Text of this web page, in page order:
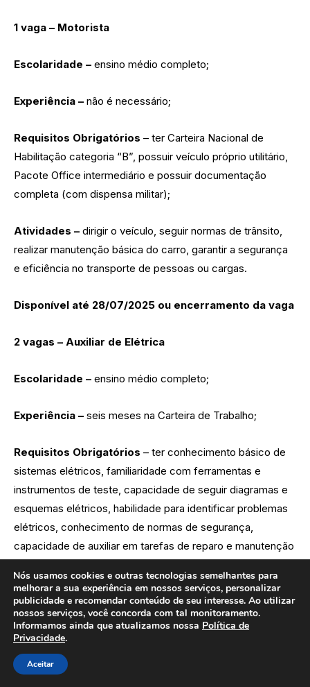
1 vaga – Motorista
Escolaridade – ensino médio completo;
Experiência – não é necessário;
Requisitos Obrigatórios – ter Carteira Nacional de
Habilitação categoria “B”, possuir veículo próprio utilitário,
Pacote Office intermediário e possuir documentação
completa (com dispensa militar);
Atividades – dirigir o veículo, seguir normas de trânsito,
realizar manutenção básica do carro, garantir a segurança
e eficiência no transporte de pessoas ou cargas.
Disponível até 28/07/2025 ou encerramento da vaga
2 vagas – Auxiliar de Elétrica
Escolaridade – ensino médio completo;
Experiência – seis meses na Carteira de Trabalho;
Requisitos Obrigatórios – ter conhecimento básico de
sistemas elétricos, familiaridade com ferramentas e
instrumentos de teste, capacidade de seguir diagramas e
esquemas elétricos, habilidade para identificar problemas
elétricos, conhecimento de normas de segurança,
capacidade de auxiliar em tarefas de reparo e manutenção
Atividades –preparação, organização e apoio na
instalação, manutenção e reparação de sistemas elétricos.
Disponível até 28/07/2025 ou encerramento da vaga
Nós usamos cookies e outras tecnologias semelhantes para
melhorar a sua experiência em nossos serviços, personalizar
publicidade e recomendar conteúdo de seu interesse. Ao utilizar
nossos serviços, você concorda com tal monitoramento.
Informamos ainda que atualizamos nossa Política de
Privacidade.
Aceitar